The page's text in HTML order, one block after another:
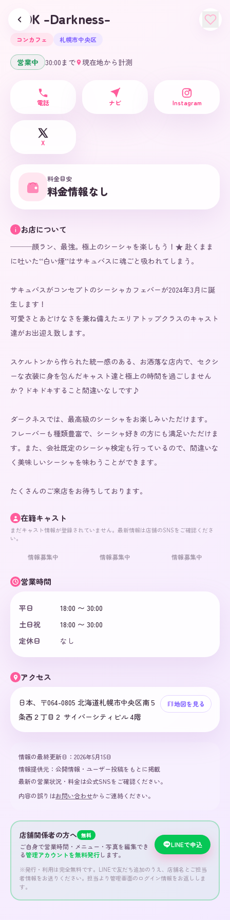
1LDK -Darkness-
コンカフェ 札幌市中央区
営業中 30:00 まで 現在地から計測
電話 ナビ Instagram
X
料金目安
料金情報なし
i お店について
───顔ラン、最強。極上のシーシャを楽しもう！★ 赴くまま
に吐いた‘‘白い煙‘‘はサキュバスに魂ごと吸われてしまう。
サキュバスがコンセプトのシーシャカフェバーが2024年3月に誕
生します！
可愛さとあどけなさを兼ね備えたエリアトップクラスのキャスト
達がお出迎え致します。
スケルトンから作られた統一感のある、お洒落な店内で、セクシ
ーな衣装に身を包んだキャスト達と極上の時間を過ごしません
か？ドキドキすること間違いなしです♪
ダークネスでは、最高級のシーシャをお楽しみいただけます。
フレーバーも種類豊富で、シーシャ好きの方にも満足いただけま
す。また、会社既定のシーシャ検定も行っているので、間違いな
く美味しいシーシャを味わうことができます。
たくさんのご来店をお待ちしております。
在籍キャスト
まだキャスト情報が登録されていません。最新情報は店舗のSNSをご確認くださ
い。
情報募集中 情報募集中 情報募集中
営業時間
平日
18:00 〜 30:00
土日祝
18:00 〜 30:00
定休日
なし
アクセス
日本、〒064-0805 北海道札幌市中央区南５
条西２丁目２ サイバーシティビル 4階
地図を見る
情報の最終更新日： 2026年5月15日
情報提供元： 公開情報・ユーザー投稿をもとに掲載
最新の営業状況・料金は公式SNSをご確認ください。
内容の誤りはお問い合わせからご連絡ください。
店舗関係者の方へ 無料
ご自身で営業時間・メニュー・写真を編集でき
る管理アカウントを無料発行します。
LINEで申込
※発行・利用は完全無料です。LINEで友だち追加のうえ、店舗名とご担当
者情報をお送りください。担当より管理画面のログイン情報をお返ししま
す。